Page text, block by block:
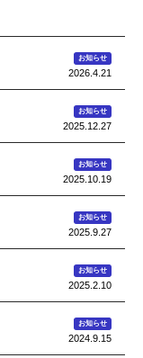
お知らせ
2026.4.21
お知らせ
2025.12.27
お知らせ
2025.10.19
お知らせ
2025.9.27
お知らせ
2025.2.10
お知らせ
2024.9.15